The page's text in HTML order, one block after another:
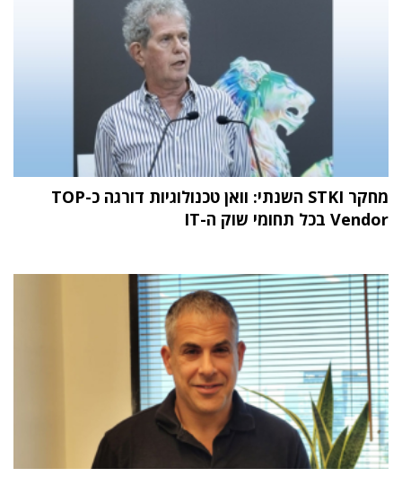
מחקר STKI השנתי: וואן טכנולוגיות דורגה כ-TOP
Vendor בכל תחומי שוק ה-IT